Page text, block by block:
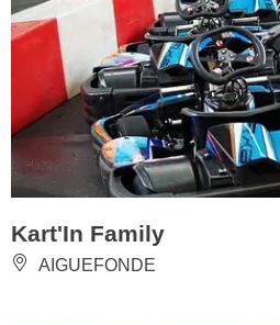
Kart'In Family
AIGUEFONDE